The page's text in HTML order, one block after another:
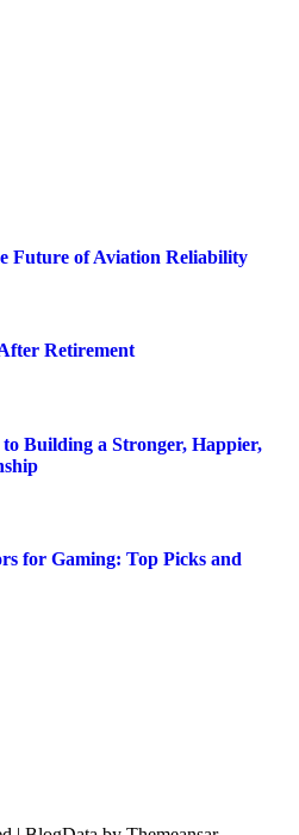
Future of Aviation Reliability
Retirement
to Building a Stronger, Happier,
for Gaming: Top Picks and